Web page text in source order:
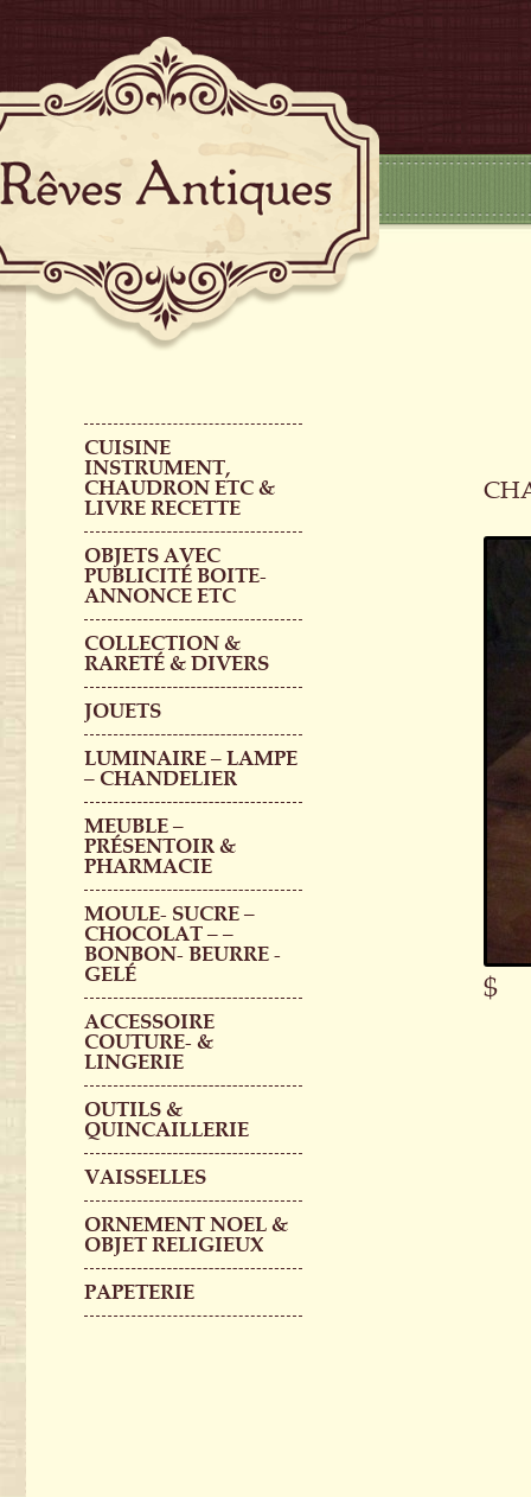
CUISINE
INSTRUMENT,
CHAUDRON ETC &
LIVRE RECETTE
OBJETS AVEC
PUBLICITÉ BOITE-
ANNONCE ETC
COLLECTION &
RARETÉ & DIVERS
JOUETS
LUMINAIRE – LAMPE
– CHANDELIER
MEUBLE –
PRÉSENTOIR &
PHARMACIE
MOULE- SUCRE –
CHOCOLAT – –
BONBON- BEURRE -
GELÉ
ACCESSOIRE
COUTURE- &
LINGERIE
OUTILS &
QUINCAILLERIE
VAISSELLES
ORNEMENT NOEL &
OBJET RELIGIEUX
PAPETERIE
$